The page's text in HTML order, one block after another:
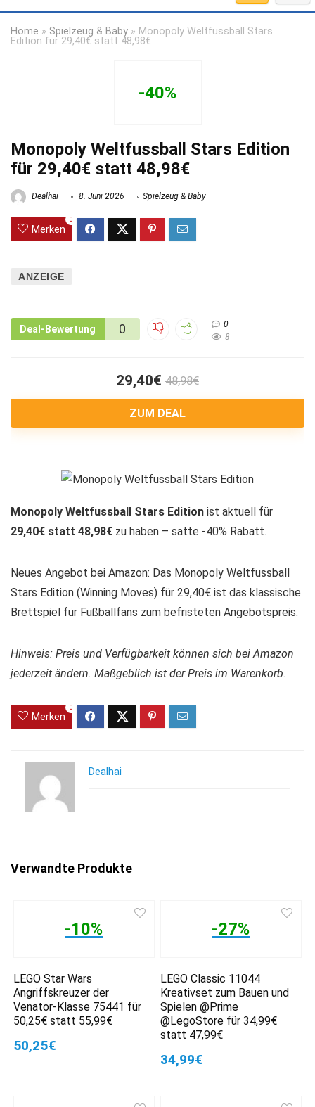
Home » Spielzeug & Baby » Monopoly Weltfussball Stars
Edition für 29,40€ statt 48,98€
-40%
Monopoly Weltfussball Stars Edition
für 29,40€ statt 48,98€
Dealhai 8. Juni 2026 Spielzeug & Baby
Merken
0
ANZEIGE
Deal-Bewertung 0
0
8
29,40€ 48,98€
ZUM DEAL
Monopoly Weltfussball Stars Edition ist aktuell für
29,40€ statt 48,98€ zu haben – satte -40% Rabatt.
Neues Angebot bei Amazon: Das Monopoly Weltfussball
Stars Edition (Winning Moves) für 29,40€ ist das klassische
Brettspiel für Fußballfans zum befristeten Angebotspreis.
Hinweis: Preis und Verfügbarkeit können sich bei Amazon
jederzeit ändern. Maßgeblich ist der Preis im Warenkorb.
Merken
0
Dealhai
Verwandte Produkte
-10%
LEGO Star Wars
Angriffskreuzer der
Venator-Klasse 75441 für
50,25€ statt 55,99€
50,25€
-27%
LEGO Classic 11044
Kreativset zum Bauen und
Spielen @Prime
@LegoStore für 34,99€
statt 47,99€
34,99€